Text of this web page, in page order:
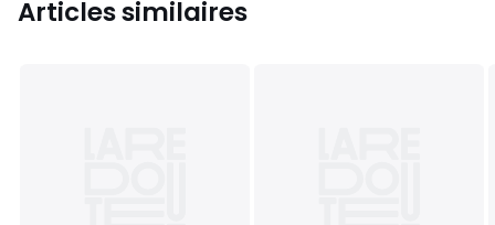
Articles similaires